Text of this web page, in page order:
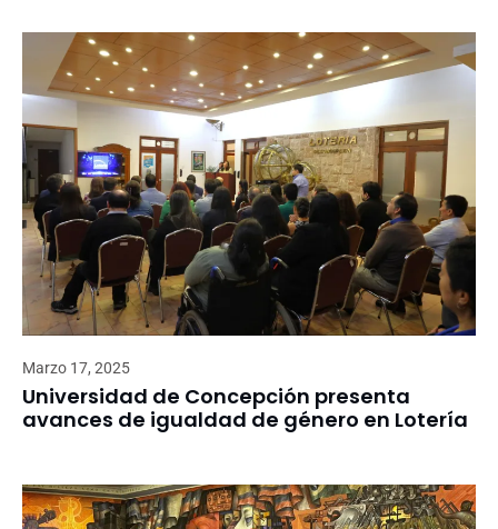
Marzo 17, 2025
Universidad de Concepción presenta
avances de igualdad de género en Lotería